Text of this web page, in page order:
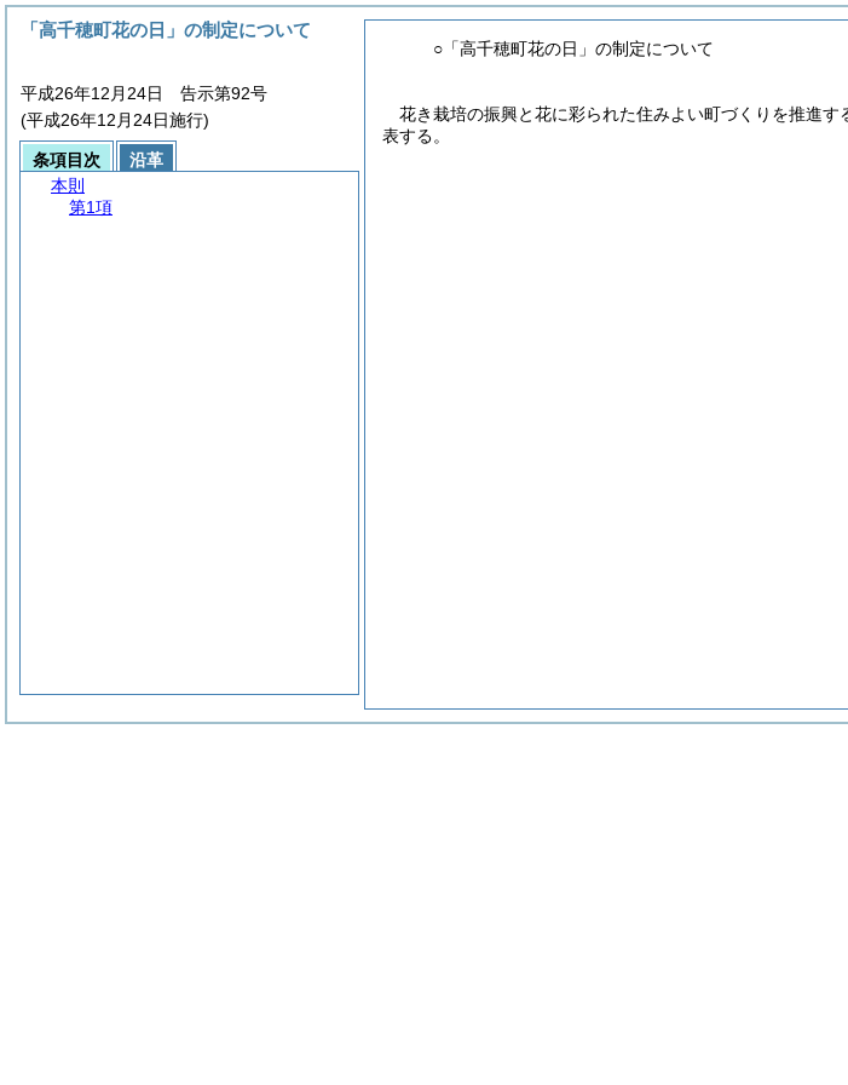
○「高千穂町花の日」の制定について
花き栽培の振興と花に彩られた住みよい町づくりを推進
表する。
「高千穂町花の日」の制定について
平成26年12月24日 告示第92号
(平成26年12月24日施行)
条項目次
沿革
本則
第1項